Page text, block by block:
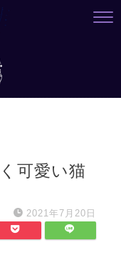
可愛い猫
2021年7月20日